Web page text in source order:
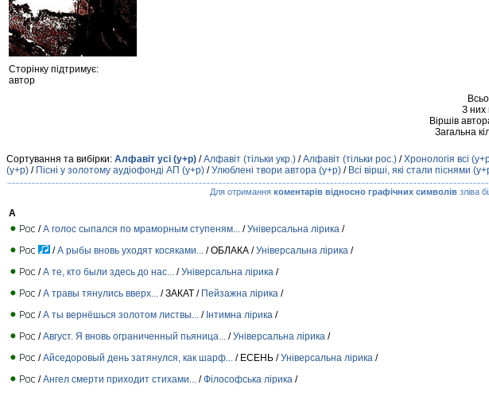
Сторінку підтримує:
автор
З них
Віршів
Загальна
Сортування та вибірки: Алфавіт усі (у+р) /Алфавіт (тільки укр.) /Алфавіт (тільки рос.) /Хронологія всі
(у+р) / Пісні у золотому аудіофонді АП (у+р) /Улюблені твори автора (у+р) / Всі вірші, які стали піснями
Для отримання коментарів відносно графічних символів зліва
А
/А голос сыпался по мраморным ступеням... /Універсальна лірика /
/А рыбы вновь уходят косяками... / ОБЛАКА /Універсальна лірика /
/А те, кто были здесь до нас... /Універсальна лірика /
/А травы тянулись вверх... / ЗАКАТ / Пейзажна лірика /
/А ты вернёшься золотом листвы... / Інтимна лірика /
/Август. Я вновь ограниченный пьяница... /Універсальна лірика /
/Айседоровый день затянулся, как шарф... / ЕСЕНЬ /Універсальна лірика /
/Ангел смерти приходит стихами... /Філософська лірика /